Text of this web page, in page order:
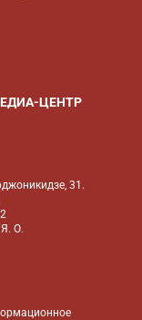
ЦЕНТР
31.
О.